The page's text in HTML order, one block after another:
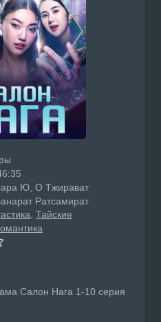
Ю, О Тжирават
Ратсамират
Тайские
Салон Нага 1-10 серия